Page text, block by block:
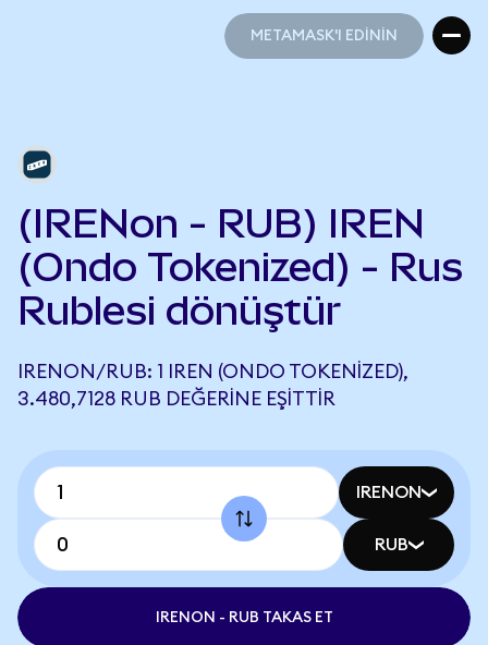
METAMASK'I EDİNİN
(IRENon - RUB) IREN
(Ondo Tokenized) - Rus
Rublesi dönüştür
IRENON/RUB: 1 IREN (ONDO TOKENIZED),
3.480,7128 RUB DEĞERINE EŞITTIR
IRENON
RUB
IRENON - RUB TAKAS ET